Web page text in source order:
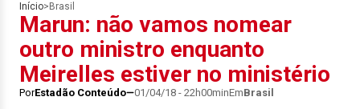
Início> Brasil
Marun: não vamos nomear
outro ministro enquanto
Meirelles estiver no ministério
PorEstadão Conteúdo 01/04/18 - 22h00minEmBrasil